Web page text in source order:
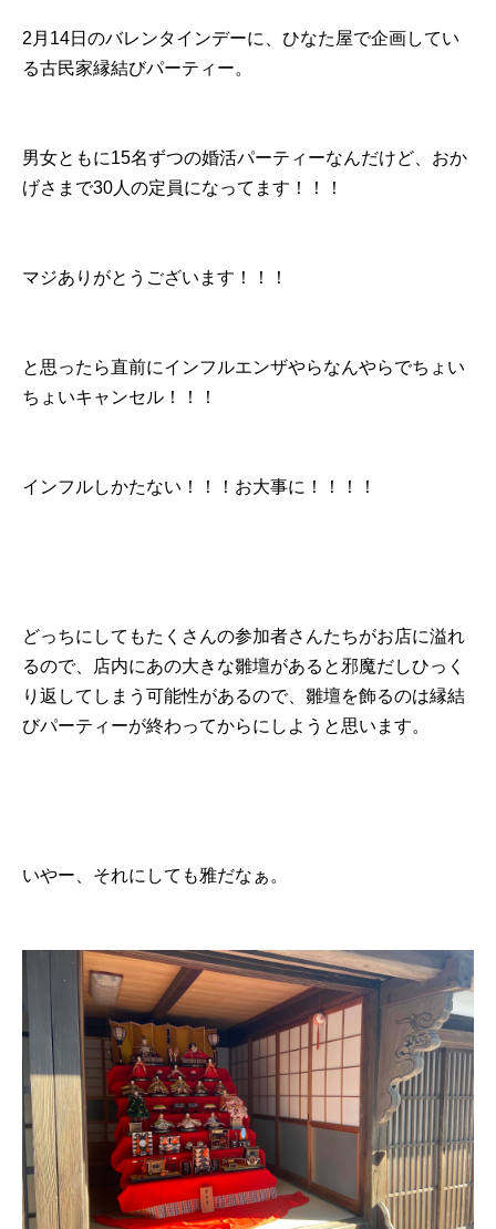
2月14日のバレンタインデーに、ひなた屋で企画してい
る古民家縁結びパーティー。
男女ともに15名ずつの婚活パーティーなんだけど、おか
げさまで30人の定員になってます！！！
マジありがとうございます！！！
と思ったら直前にインフルエンザやらなんやらでちょい
ちょいキャンセル！！！
インフルしかたない！！！お大事に！！！！
どっちにしてもたくさんの参加者さんたちがお店に溢れ
るので、店内にあの大きな雛壇があると邪魔だしひっく
り返してしまう可能性があるので、雛壇を飾るのは縁結
びパーティーが終わってからにしようと思います。
いやー、それにしても雅だなぁ。